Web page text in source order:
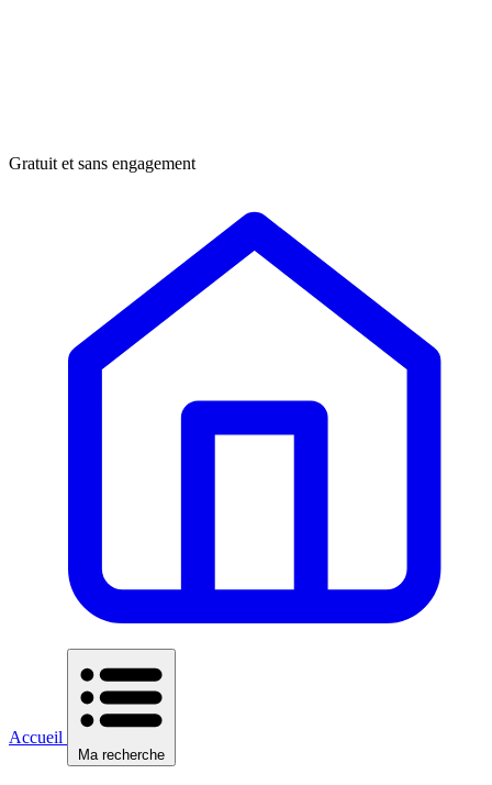
Gratuit et sans engagement
Accueil
Ma recherche